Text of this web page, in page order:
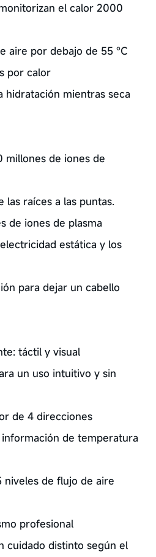
el calor 2000
aire por debajo de 55 °C
por calor
hidratación mientras seca
millones de iones de
las raíces a las puntas.
de iones de plasma
estática y los
para dejar un cabello
táctil y visual
un uso intuitivo y sin
de 4 direcciones
de temperatura
de flujo de aire
profesional
cuidado distinto según el